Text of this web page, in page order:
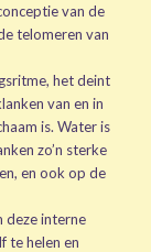
van de
telomeren van
het deint
van en in
is. Water is
zo’n sterke
en ook op de
deze interne
te helen en